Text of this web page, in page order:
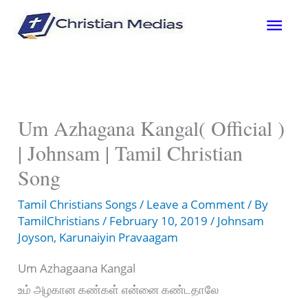
Um Azhagana Kangal( Official )
| Johnsam | Tamil Christian
Song
Tamil Christians Songs/ Leave a Comment/ By
TamilChristians/ February 10, 2019/ Johnsam
Joyson, Karunaiyin Pravaagam
Um Azhagaana Kangal
உம் அழகான கண்கள் என்னை கண்டதாலே